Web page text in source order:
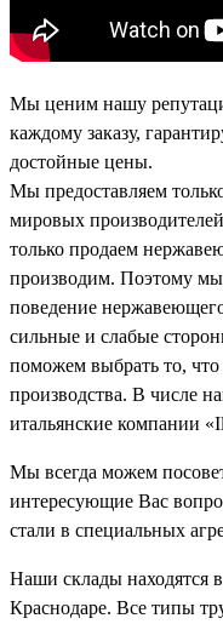
Мы ценим нашу
каждому заказу,
достойные цены.
Мы предоставляем
мировых
только продаем
производим. Поэтому мы
поведение
сильные и слабые
поможем выбрать то,
производства. В числе
итальянские компании
Мы всегда можем
интересующие Вас
стали в специальных
Наши склады находятся
Краснодаре. Все типы